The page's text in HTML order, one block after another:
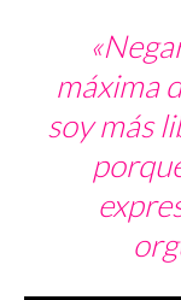
máxima
soy más